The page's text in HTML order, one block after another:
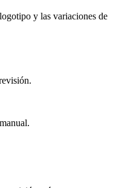
y las variaciones de